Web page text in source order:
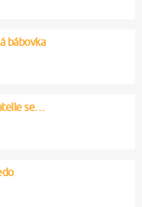
bábovka
se…